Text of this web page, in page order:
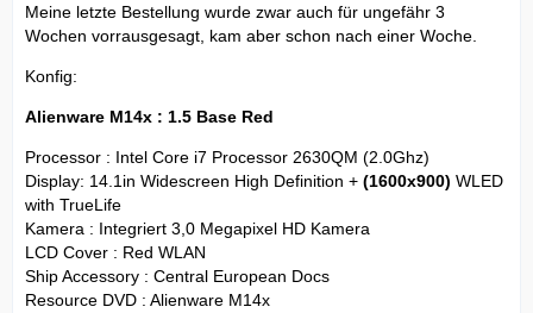
Meine letzte Bestellung wurde zwar auch für ungefähr 3
Wochen vorrausgesagt, kam aber schon nach einer Woche.
Konfig:
Alienware M14x : 1.5 Base Red
Processor : Intel Core i7 Processor 2630QM (2.0Ghz)
Display: 14.1in Widescreen High Definition + (1600x900) WLED
with TrueLife
Kamera : Integriert 3,0 Megapixel HD Kamera
LCD Cover : Red WLAN
Ship Accessory : Central European Docs
Resource DVD : Alienware M14x